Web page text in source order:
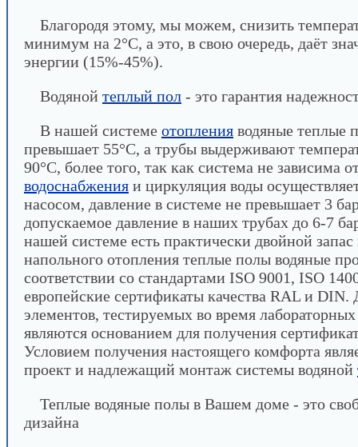
Благородя этому, мы можем, снизить
минимум на 2°С, а это, в свою очередь, даёт
энергии (15%-45%).
Водяной теплый пол - это гарантия
В нашей системе отопления водяные теплые
превышает 55°C, а трубы выдерживают
90°C, более того, так как система не зависима
водоснабжения и циркуляция воды
насосом, давление в системе не превышает 3
допускаемое давление в наших трубах до 6-7
нашей системе есть практически двойной
напольного отопления теплые полы водяные
соответствии со стандартами ISO 9001, ISO
европейские сертификаты качества RAL и DIN.
элементов, тестируемых во время
являются основанием для получения
Условием получения настоящего комфорта
проект и надлежащий монтаж системы водяной
Теплые водяные полы в Вашем доме - это
дизайна